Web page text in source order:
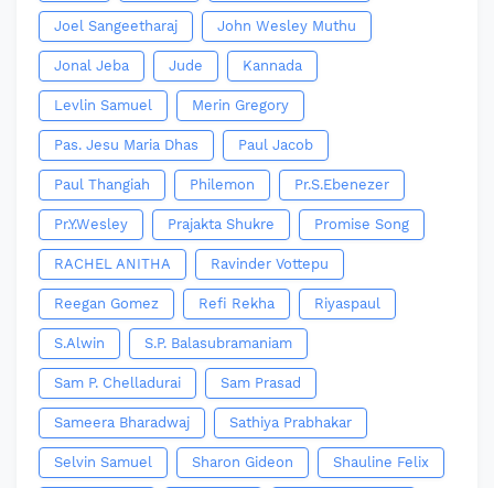
Joel Sangeetharaj John Wesley Muthu
Jonal Jeba Jude Kannada
Levlin Samuel Merin Gregory
Pas. Jesu Maria Dhas Paul Jacob
Paul Thangiah Philemon Pr.S.Ebenezer
Pr.Y.Wesley Prajakta Shukre Promise Song
RACHEL ANITHA Ravinder Vottepu
Reegan Gomez Refi Rekha Riyaspaul
S.Alwin S.P. Balasubramaniam
Sam P. Chelladurai Sam Prasad
Sameera Bharadwaj Sathiya Prabhakar
Selvin Samuel Sharon Gideon Shauline Felix